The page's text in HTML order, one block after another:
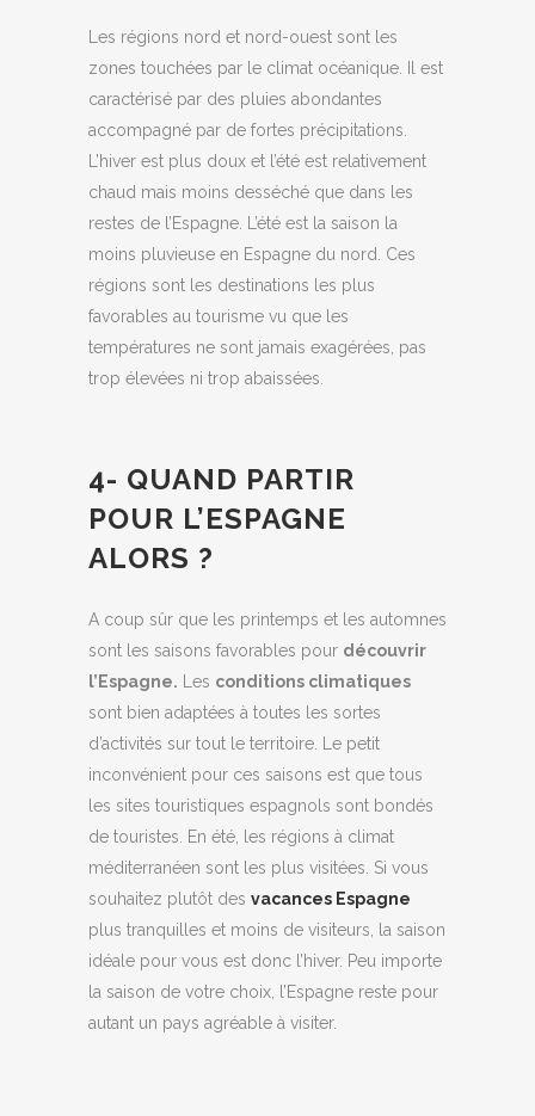
Les régions nord et nord-ouest sont les
zones touchées par le climat océanique. Il est
caractérisé par des pluies abondantes
accompagné par de fortes précipitations.
L’hiver est plus doux et l’été est relativement
chaud mais moins desséché que dans les
restes de l’Espagne. L’été est la saison la
moins pluvieuse en Espagne du nord. Ces
régions sont les destinations les plus
favorables au tourisme vu que les
températures ne sont jamais exagérées, pas
trop élevées ni trop abaissées.
4- QUAND PARTIR
POUR L’ESPAGNE
ALORS ?
A coup sûr que les printemps et les automnes
sont les saisons favorables pour découvrir
l’Espagne. Les conditions climatiques
sont bien adaptées à toutes les sortes
d’activités sur tout le territoire. Le petit
inconvénient pour ces saisons est que tous
les sites touristiques espagnols sont bondés
de touristes. En été, les régions à climat
méditerranéen sont les plus visitées. Si vous
souhaitez plutôt des vacances Espagne
plus tranquilles et moins de visiteurs, la saison
idéale pour vous est donc l’hiver. Peu importe
la saison de votre choix, l’Espagne reste pour
autant un pays agréable à visiter.